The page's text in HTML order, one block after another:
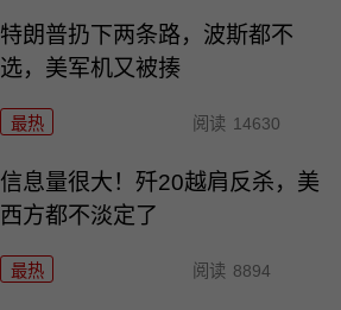
特朗普扔下两条路，波斯都不
选，美军机又被揍
最热 阅读 14630
信息量很大！歼20越肩反杀，美
西方都不淡定了
最热 阅读 8894